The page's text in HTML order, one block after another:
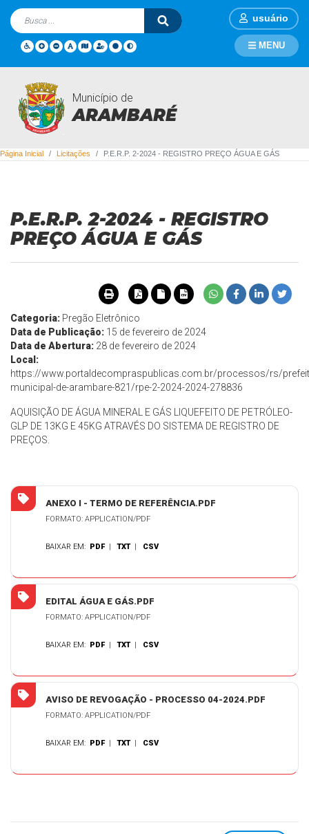
usuário
Município de
ARAMBARÉ
MENU
Licitações
Página Inicial Licitações P.E.R.P. 2-2024 - REGISTRO PREÇO ÁGUA E GÁS
P.E.R.P. 2-2024 - REGISTRO
PREÇO ÁGUA E GÁS
Categoria: Pregão Eletrônico
Data de Publicação: 15 de fevereiro de 2024
Data de Abertura: 28 de fevereiro de 2024
Local:
https://www.portaldecompraspublicas.com.br/processos/rs/
municipal-de-arambare-821/rpe-2-2024-2024-278836
AQUISIÇÃO DE ÁGUA MINERAL E GÁS LIQUEFEITO DE PETRÓLEO-
GLP DE 13KG E 45KG ATRAVÉS DO SISTEMA DE REGISTRO DE
PREÇOS.
ANEXO I - TERMO DE REFERÊNCIA.PDF
FORMATO: APPLICATION/PDF
BAIXAR EM: PDF |TXT | CSV
EDITAL ÁGUA E GÁS.PDF
FORMATO: APPLICATION/PDF
BAIXAR EM: PDF |TXT | CSV
AVISO DE REVOGAÇÃO - PROCESSO 04-2024.PDF
FORMATO: APPLICATION/PDF
BAIXAR EM: PDF |TXT | CSV